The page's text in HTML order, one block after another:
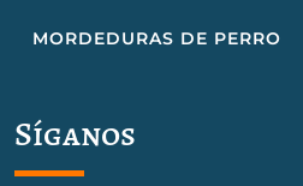
MORDEDURAS DE PERRO
Síganos